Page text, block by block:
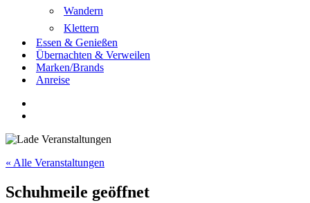
Wandern
Klettern
Essen & Genießen
Übernachten & Verweilen
Marken/Brands
Anreise
« Alle Veranstaltungen
Schuhmeile geöffnet